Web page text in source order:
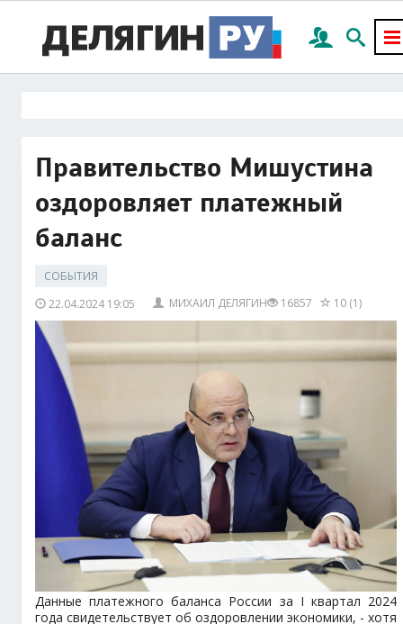
Правительство Мишустина
оздоровляет платежный
баланс
СОБЫТИЯ
22.04.2024 19:05
МИХАИЛ ДЕЛЯГИН 16857 10 (1)
Данные платежного баланса России за I квартал 2024
года свидетельствует об оздоровлении экономики, - хотя